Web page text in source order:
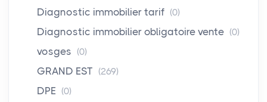
Diagnostic immobilier tarif (0)
Diagnostic immobilier obligatoire vente (0)
vosges (0)
GRAND EST (269)
DPE (0)